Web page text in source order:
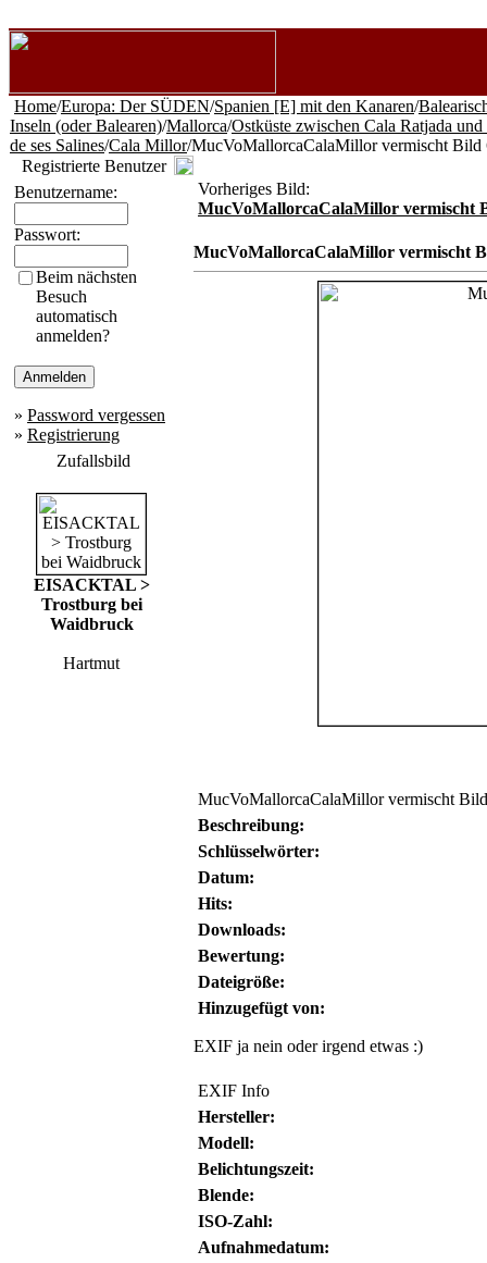
Home/Europa: Der SÜDEN/Spanien [E] mit den Kanaren/
Inseln (oder Balearen)/Mallorca/Ostküste zwischen Cala Ratjada und
de ses Salines/Cala Millor/MucVoMallorcaCalaMillor vermischt Bild
Registrierte Benutzer
Benutzername:
Passwort:
Beim nächsten
Besuch
automatisch
anmelden?
» Password vergessen
» Registrierung
Zufallsbild
EISACKTAL >
Trostburg bei
Waidbruck
Hartmut
Vorheriges Bild:
MucVoMallorcaCalaMillor vermischt
MucVoMallorcaCalaMillor vermischt
MucVoMallorcaCalaMillor vermischt
Beschreibung:
Schlüsselwörter:
Datum:
Hits:
Downloads:
Bewertung:
Dateigröße:
Hinzugefügt von:
EXIF ja nein oder irgend etwas :)
EXIF Info
Hersteller:
Modell:
Belichtungszeit:
Blende:
ISO-Zahl:
Aufnahmedatum: